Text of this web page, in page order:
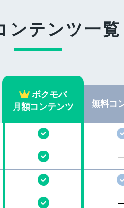
ンテンツ一覧
ボクモバ
月額コンテンツ
無料コ